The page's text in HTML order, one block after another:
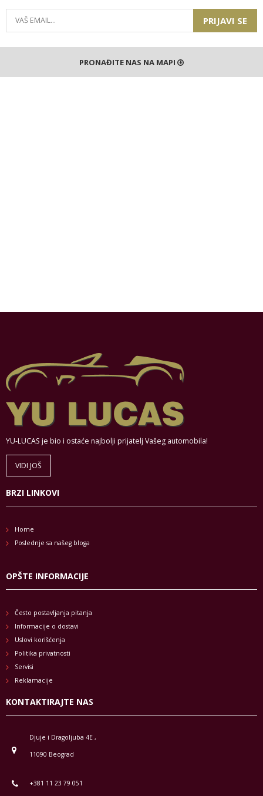
PRIJAVI SE
PRONAĐITE NAS NA MAPI
YU-LUCAS je bio i ostaće najbolji prijatelj Vašeg automobila!
VIDI JOŠ
BRZI LINKOVI
Home
Poslednje sa našeg bloga
OPŠTE INFORMACIJE
Često postavljanja pitanja
Informacije o dostavi
Uslovi korišćenja
Politika privatnosti
Servisi
Reklamacije
KONTAKTIRAJTE NAS
Djuje i Dragoljuba 4E ,
11090 Beograd
+381 11 23 79 051